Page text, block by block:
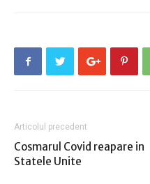
Articolul precedent
Cosmarul Covid reapare in
Statele Unite